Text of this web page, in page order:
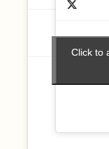
Click to
Click to